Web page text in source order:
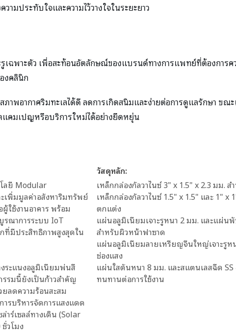
มประทับใจและความไว้วางใจในระยะยาว
ฉพาะตัว เพื่อสะท้อนอัตลักษณ์ของแบรนด์ทางการแพทย์ที่ต้องการ
งคลินิก
ภาพอากาศริมทะเลได้ดี ลดการเกิดสนิมและง่ายต่อการดูแลรักษา ข
แคมเปญหรือบริการใหม่ได้อย่างยืดหยุ่น
ลยี Modular
เพิ่มมูลค่าอสังหาริมทรัพย์
ใช้งานอาคาร พร้อม
รณาการระบบ IoT
กที่มีประสิทธิภาพสูงสุดใน
ระแนงอลูมิเนียมพ่นสี
รมนี้ยังเป็นก้าวสำคัญ
ลดความร้อนสะสม
ารบริหารจัดการแสงแดด
าร์เซลล์ทางเดิน (Solar
วโมง
วัสดุหลัก:
เหล็กกล่องกัลวาไนซ์ 3" x 1.5" x 2.3 มม.
เหล็กกล่องกัลวาไนซ์ 1.5" x 1.5" และ 1" x
ตกแต่ง
แผ่นอลูมิเนียมเจาะรูหนา 2 มม. และแผ่น
สำหรับผิวหน้าฟาซาด
แผ่นอลูมิเนียมลายเหรียญจีนใหญ่เจาะรูห
ช่องแสง
แผ่นใสตันหนา 8 มม. และสแตนเลสฉีด SS
ทนทานต่อการใช้งาน